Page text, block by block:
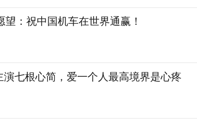
：祝中国机车在世界通赢！
七根心简，爱一个人最高境界是心疼